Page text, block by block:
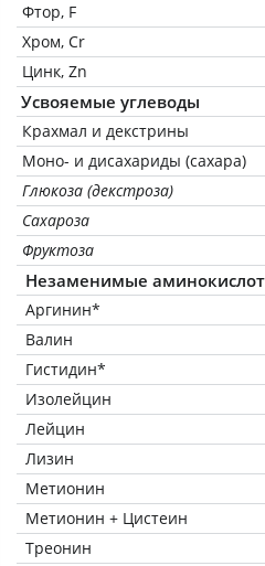
Фтор, F
Хром, Cr
Цинк, Zn
Усвояемые углеводы
Крахмал и декстрины
Моно- и дисахариды (сахара)
Глюкоза (декстроза)
Сахароза
Фруктоза
Незаменимые
Аргинин*
Валин
Гистидин*
Изолейцин
Лейцин
Лизин
Метионин
Метионин + Цистеин
Треонин